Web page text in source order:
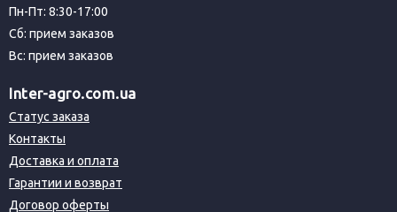
Пн-Пт: 8:30-17:00
Сб: прием заказов
Вс: прием заказов
Inter-agro.com.ua
Статус заказа
Контакты
Доставка и оплата
Гарантии и возврат
Договор оферты